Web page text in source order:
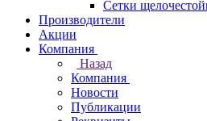
Сетки
Производители
Акции
Компания
Назад
Компания
Новости
Публикации